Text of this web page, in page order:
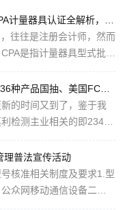
往往是注册会计师，然而
是指计量器具型式批准
强制性认证。计量器具
出被测对象···
2509认证资讯｜中国136种产品国抽、美国FCC废除过期法规及撤销中国实验室资质、欧盟采纳多项RoHS豁免草案
的时间又到了，鉴于我
检测主业相关的即23456
规的更新。通常是以世
照，欧美为···
理普法宣传活动
核准相关制度及要求1.型
众网移动通信设备二、
入设备四、广播发射设